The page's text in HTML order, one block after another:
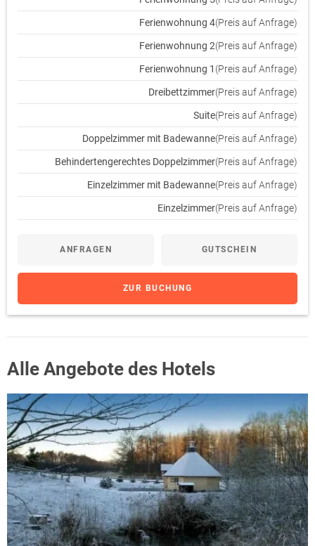
Ferienwohnung 4(Preis auf Anfrage)
Ferienwohnung 2(Preis auf Anfrage)
Ferienwohnung 1 (Preis auf Anfrage)
Dreibettzimmer(Preis auf Anfrage)
Suite(Preis auf Anfrage)
Doppelzimmer mit Badewanne(Preis auf Anfrage)
Behindertengerechtes Doppelzimmer(Preis auf Anfrage)
Einzelzimmer mit Badewanne(Preis auf Anfrage)
Einzelzimmer(Preis auf Anfrage)
ANFRAGEN GUTSCHEIN
ZUR BUCHUNG
Alle Angebote des Hotels